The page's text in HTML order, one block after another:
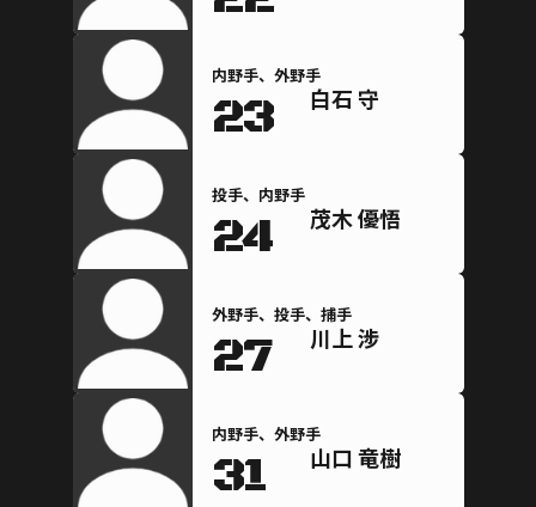
内野手、外野手
23 白石 守
投手、内野手
24 茂木 優悟
外野手、投手、捕手
27 川上 涉
内野手、外野手
31 山口 竜樹